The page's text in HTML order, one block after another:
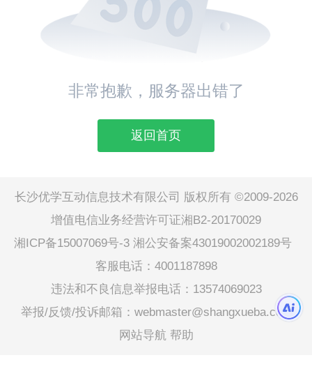
非常抱歉，服务器出错了
返回首页
长沙优学互动信息技术有限公司 版权所有 ©2009-2026
增值电信业务经营许可证湘B2-20170029
湘ICP备15007069号-3 湘公安备案43019002002189号
客服电话：4001187898
违法和不良信息举报电话：13574069023
举报/反馈/投诉邮箱：webmaster@shangxueba.com
网站导航 帮助